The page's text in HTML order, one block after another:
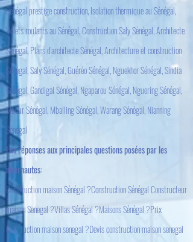
Sénégal prestige construction, Isolation thermique au Sénégal,
Volets roulants au Sénégal, Construction Saly Sénégal, Architecte
Sénégal, Plans d'architecte Sénégal, Architecture et construction
Sénégal, Saly Sénégal, Guéréo Sénégal, Nguekhor Sénégal, Sindia
Sénégal, Gandigal Sénégal, Ngaparou Sénégal, Nguering Sénégal,
Mbour Sénégal, Mballing Sénégal, Warang Sénégal, Nianning
Sénégal
Les réponses aux principales questions posées par les
internautes:
Construction maison Sénégal ?Construction Sénégal Constructeur
maison Senegal ?Villas Sénégal ?Maisons Sénégal ?Prix
construction maison senegal ?Devis construction maison senegal